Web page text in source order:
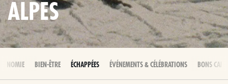
ALPES
BIEN-ÊTRE ÉCHAPPÉES ÉVÉNEMENTS & CÉLÉBRATIONS BONS